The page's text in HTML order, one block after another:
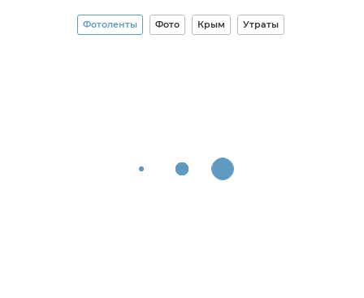
Фотоленты Фото Крым Утраты